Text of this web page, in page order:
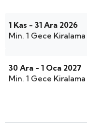
1 Kas - 31 Ara 2026
Min. 1 Gece Kiralama
30 Ara - 1 Oca 2027
Min. 1 Gece Kiralama